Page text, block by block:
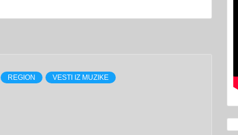
REGION VESTI IZ MUZIKE